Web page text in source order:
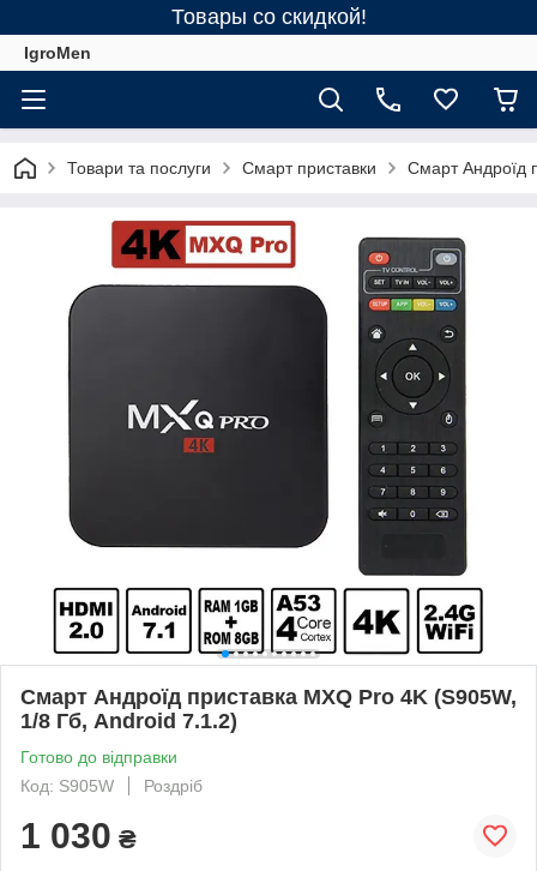
Товары со скидкой!
IgroMen
Товари та послуги Смарт приставки Смарт Андроїд
Смарт Андроїд приставка MXQ Pro 4K (S905W,
1/8 Гб, Android 7.1.2)
Готово до відправки
Код: S905W
Роздріб
1 030 ₴